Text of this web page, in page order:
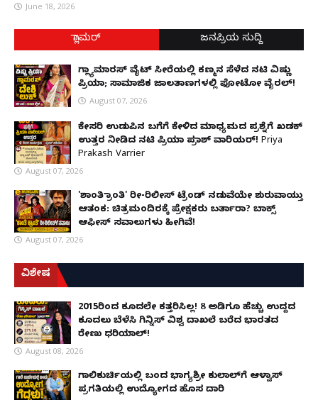
June 18, 2026
ಗ್ಲಾಮರ್ ಜನಪ್ರಿಯ ಸುದ್ದಿ
ಗ್ಲ್ಯಾಮಾರಸ್ ವೈಟ್‌ ಸೀರೆಯಲ್ಲಿ ಕಣ್ಮನ ಸೆಳೆದ ನಟಿ ವಿಷ್ಣು
ಪ್ರಿಯಾ; ಸಾಮಾಜಿಕ ಜಾಲತಾಣಗಳಲ್ಲಿ ಫೋಟೋ ವೈರಲ್!
August 07, 2026
ಕೇಸರಿ ಉಡುಪಿನ ಬಗೆಗೆ ಕೇಳಿದ ಮಾಧ್ಯಮದ ಪ್ರಶ್ನೆಗೆ ಖಡಕ್
ಉತ್ತರ ನೀಡಿದ ನಟಿ ಪ್ರಿಯಾ ಪ್ರಕಾಶ್ ವಾರಿಯರ್! Priya
Prakash Varrier
August 07, 2026
'ಶಾಂತಿ ಕ್ರಾಂತಿ' ರೀ-ರಿಲೀಸ್ ಟ್ರೆಂಡ್ ನಡುವೆಯೇ ಶುರುವಾಯ್ತು
ಆತಂಕ: ಚಿತ್ರಮಂದಿರಕ್ಕೆ ಪ್ರೇಕ್ಷಕರು ಬರ್ತಾರಾ? ಬಾಕ್ಸ್
ಆಫೀಸ್ ಸವಾಲುಗಳು ಹೀಗಿವೆ!
August 07, 2026
ವಿಶೇಷ
2015ರಿಂದ ಕೂದಲೇ ಕತ್ತರಿಸಿಲ್ಲ! 8 ಅಡಿಗೂ ಹೆಚ್ಚು ಉದ್ದದ
ಕೂದಲು ಬೆಳೆಸಿ ಗಿನ್ನಿಸ್ ವಿಶ್ವ ದಾಖಲೆ ಬರೆದ ಭಾರತದ
ರೇಣು ಧರಿಯಾಲ್!
August 08, 2026
ಗಾಲಿಕುರ್ಚಿಯಲ್ಲಿ ಬಂದ ಭಾಗ್ಯಶ್ರೀ ಕುಲಾಲ್‌ಗೆ ಆಳ್ವಾಸ್
ಪ್ರಗತಿಯಲ್ಲಿ ಉದ್ಯೋಗದ ಹೊಸ ದಾರಿ